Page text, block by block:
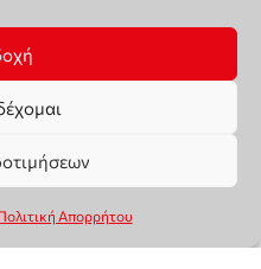
Απορρήτου